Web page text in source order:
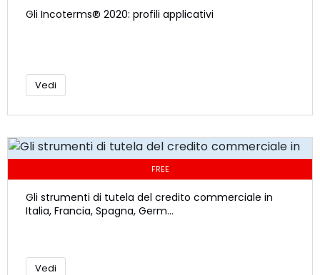
Gli Incoterms® 2020: profili applicativi
Vedi
FREE
Gli strumenti di tutela del credito commerciale in
Italia, Francia, Spagna, Germ...
Vedi